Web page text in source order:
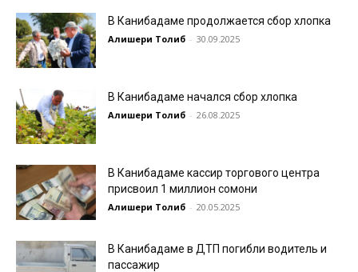
В Канибадаме продолжается сбор хлопка
Алишери Толиб - 30.09.2025
В Канибадаме начался сбор хлопка
Алишери Толиб - 26.08.2025
В Канибадаме кассир торгового центра
присвоил 1 миллион сомони
Алишери Толиб - 20.05.2025
В Канибадаме в ДТП погибли водитель и
пассажир